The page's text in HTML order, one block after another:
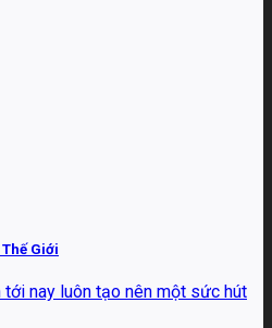
Giới
nay luôn tạo nên một sức hút